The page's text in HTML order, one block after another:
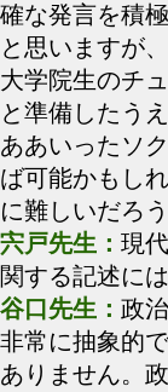
確な発言を積
と思いますが
大学院生のチ
と準備したう
ああいったソ
ば可能かもし
に難しいだろ
宍戸先生： 現
関する記述に
谷口先生： 政
非常に抽象的
ありません。